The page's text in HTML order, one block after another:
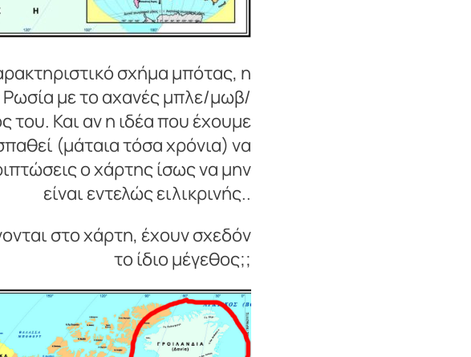
σχήμα μπότας, η
Ρωσία με το αχανές μπλε/μωβ/
του. Και αν η ιδέα που έχουμε
(μάταια τόσα χρόνια) να
ο χάρτης ίσως να μην
είναι εντελώς ειλικρινής..
στο χάρτη, έχουν σχεδόν
το ίδιο μέγεθος;;